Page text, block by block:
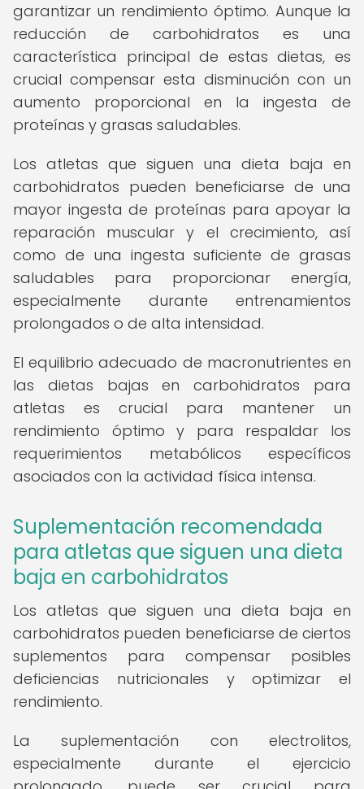
garantizar un rendimiento óptimo. Aunque la
reducción de carbohidratos es una
característica principal de estas dietas, es
crucial compensar esta disminución con un
aumento proporcional en la ingesta de
proteínas y grasas saludables.
Los atletas que siguen una dieta baja en
carbohidratos pueden beneficiarse de una
mayor ingesta de proteínas para apoyar la
reparación muscular y el crecimiento, así
como de una ingesta suficiente de grasas
saludables para proporcionar energía,
especialmente durante entrenamientos
prolongados o de alta intensidad.
El equilibrio adecuado de macronutrientes en
las dietas bajas en carbohidratos para
atletas es crucial para mantener un
rendimiento óptimo y para respaldar los
requerimientos metabólicos específicos
asociados con la actividad física intensa.
Suplementación recomendada
para atletas que siguen una dieta
baja en carbohidratos
Los atletas que siguen una dieta baja en
carbohidratos pueden beneficiarse de ciertos
suplementos para compensar posibles
deficiencias nutricionales y optimizar el
rendimiento.
La suplementación con electrolitos,
especialmente durante el ejercicio